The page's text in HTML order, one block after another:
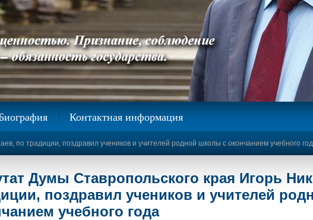
Контактная информация
по традиции, поздравил учеников и учителей родной школы с окончанием учебного
Думы Ставропольского края Игорь
поздравил учеников и учителей
учебного года